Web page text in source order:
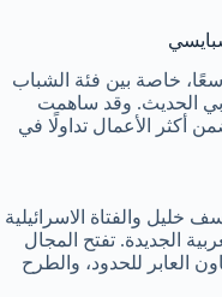
خاصة بين فئة الشباب
الحديث. وقد ساهمت
أكثر الأعمال تداولًا في
خليل والفتاة الاسرائيلية
الجديدة. تفتح المجال
العابر للحدود، والطرح